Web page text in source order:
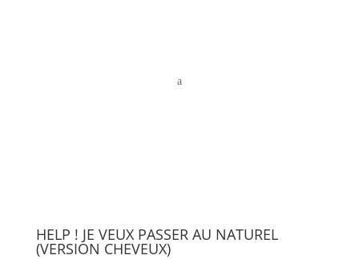
a
HELP ! JE VEUX PASSER AU NATUREL
(VERSION CHEVEUX)